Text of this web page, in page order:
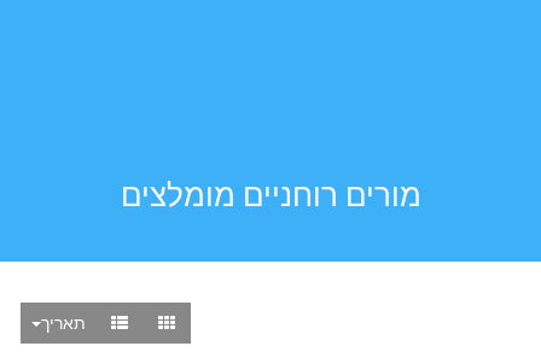
מורים רוחניים מומלצים
תאריך